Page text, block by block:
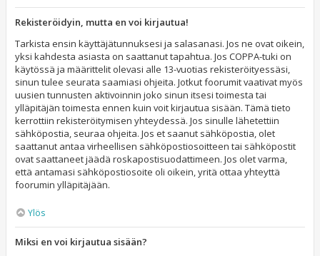
Rekisteröidyin, mutta en voi kirjautua!
Tarkista ensin käyttäjätunnuksesi ja salasanasi. Jos ne ovat oikein,
yksi kahdesta asiasta on saattanut tapahtua. Jos COPPA-tuki on
käytössä ja määrittelit olevasi alle 13-vuotias rekisteröityessäsi,
sinun tulee seurata saamiasi ohjeita. Jotkut foorumit vaativat myös
uusien tunnusten aktivoinnin joko sinun itsesi toimesta tai
ylläpitäjän toimesta ennen kuin voit kirjautua sisään. Tämä tieto
kerrottiin rekisteröitymisen yhteydessä. Jos sinulle lähetettiin
sähköpostia, seuraa ohjeita. Jos et saanut sähköpostia, olet
saattanut antaa virheellisen sähköpostiosoitteen tai sähköpostit
ovat saattaneet jäädä roskapostisuodattimeen. Jos olet varma,
että antamasi sähköpostiosoite oli oikein, yritä ottaa yhteyttä
foorumin ylläpitäjään.
Ylös
Miksi en voi kirjautua sisään?